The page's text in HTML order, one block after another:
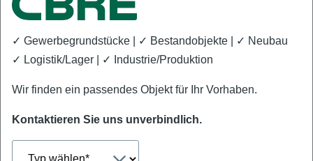
✓ Gewerbegrundstücke | ✓ Bestandobjekte | ✓ Neubau
✓ Logistik/Lager | ✓ Industrie/Produktion
Wir finden ein passendes Objekt für Ihr Vorhaben.
Kontaktieren Sie uns unverbindlich.